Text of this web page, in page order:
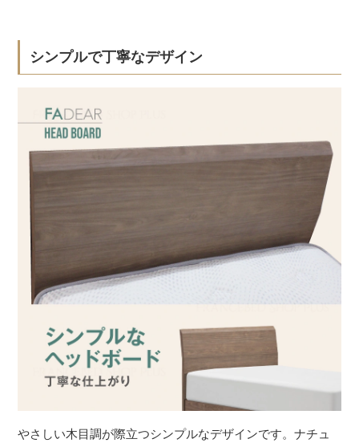
シンプルで丁寧なデザイン
やさしい木目調が際立つシンプルなデザインです。ナチュ